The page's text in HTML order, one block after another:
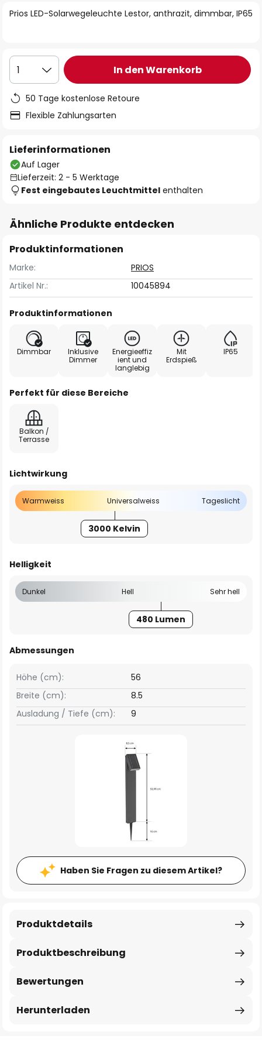
Prios LED-Solarwegeleuchte Lestor, anthrazit, dimmbar, IP65
1 In den Warenkorb
50 Tage kostenlose Retoure
Flexible Zahlungsarten
Lieferinformationen
Auf Lager
Lieferzeit: 2 - 5 Werktage
Fest eingebautes Leuchtmittel enthalten
Ähnliche Produkte entdecken
Produktinformationen
Marke:
PRIOS
Artikel Nr.:
10045894
Produktinformationen
Dimmbar
Inklusive
Dimmer
Energieeffiz
ient und
langlebig
Mit
Erdspieß
IP65
Perfekt für diese Bereiche
Balkon /
Terrasse
Lichtwirkung
Warmweiss Universalweiss Tageslicht
3000 Kelvin
Helligkeit
Dunkel Hell Sehr hell
480 Lumen
Abmessungen
Breite (cm): 8.5
Höhe (cm): 56
Ausladung / Tiefe (cm): 9
Haben Sie Fragen zu diesem Artikel?
Produktbeschreibung
Produktdetails
Bewertungen
Herunterladen